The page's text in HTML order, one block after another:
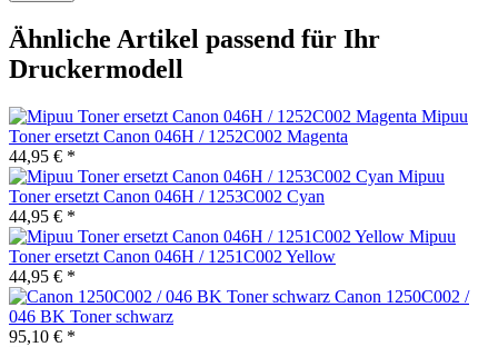
Ähnliche Artikel passend für Ihr
Druckermodell
Mipuu
Toner ersetzt Canon 046H / 1252C002 Magenta
44,95 € *
Mipuu
Toner ersetzt Canon 046H / 1253C002 Cyan
44,95 € *
Mipuu
Toner ersetzt Canon 046H / 1251C002 Yellow
44,95 € *
Canon 1250C002 /
046 BK Toner schwarz
95,10 € *